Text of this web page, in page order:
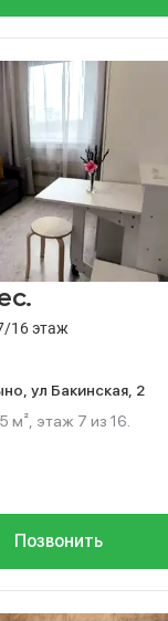
16 этаж
ул Бакинская, 2
м², этаж 7 из 16.
Позвонить